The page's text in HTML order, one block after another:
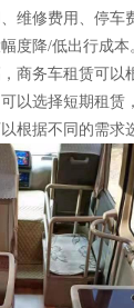
维修费用、停车
度降/低出行成
商务车租赁可
以选择短期租赁
根据不同的需求